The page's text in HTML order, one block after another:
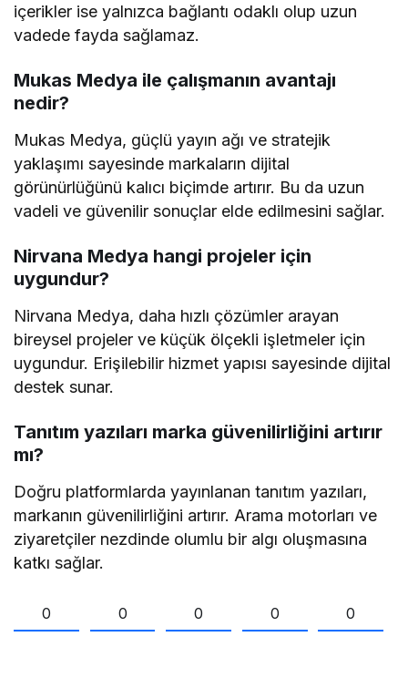
içerikler ise yalnızca bağlantı odaklı olup uzun
vadede fayda sağlamaz.
Mukas Medya ile çalışmanın avantajı
nedir?
Mukas Medya, güçlü yayın ağı ve stratejik
yaklaşımı sayesinde markaların dijital
görünürlüğünü kalıcı biçimde artırır. Bu da uzun
vadeli ve güvenilir sonuçlar elde edilmesini sağlar.
Nirvana Medya hangi projeler için
uygundur?
Nirvana Medya, daha hızlı çözümler arayan
bireysel projeler ve küçük ölçekli işletmeler için
uygundur. Erişilebilir hizmet yapısı sayesinde dijital
destek sunar.
Tanıtım yazıları marka güvenilirliğini artırır
mı?
Doğru platformlarda yayınlanan tanıtım yazıları,
markanın güvenilirliğini artırır. Arama motorları ve
ziyaretçiler nezdinde olumlu bir algı oluşmasına
katkı sağlar.
0 0 0 0 0